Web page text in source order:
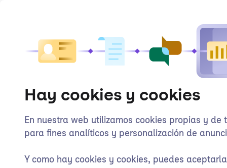
Hay cookies y cookies
En nuestra web utilizamos cookies propias y de
para fines analíticos y personalización de
Y como hay cookies y cookies, puedes